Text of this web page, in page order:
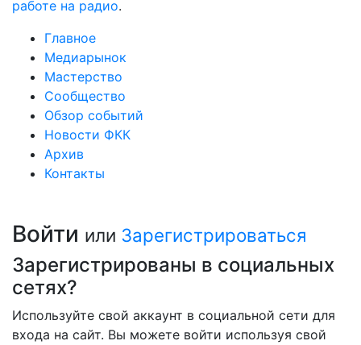
работе на радио.
Главное
Медиарынок
Мастерство
Сообщество
Обзор событий
Новости ФКК
Архив
Контакты
Войти или Зарегистрироваться
Зарегистрированы в социальных
сетях?
Используйте свой аккаунт в социальной сети для
входа на сайт. Вы можете войти используя свой